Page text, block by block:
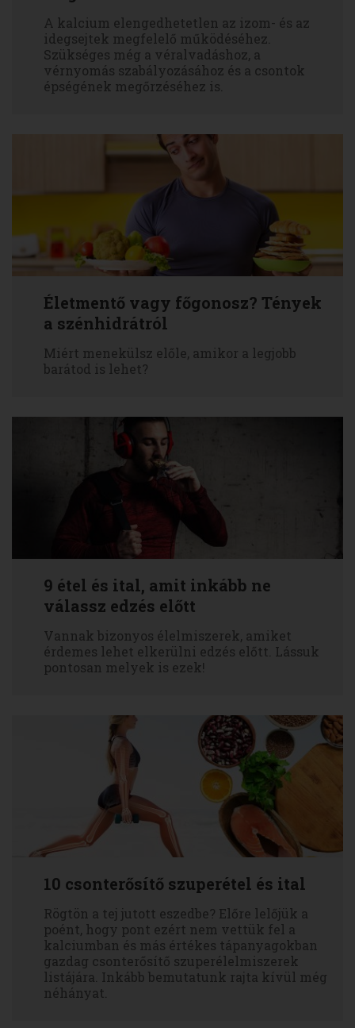
A kalcium elengedhetetlen az izom- és az
idegsejtek megfelelő működéséhez.
Szükséges még a véralvadáshoz, a
vérnyomás szabályozásához és a csontok
épségének megőrzéséhez is.
Életmentő vagy főgonosz? Tények
a szénhidrátról
Miért menekülsz előle, amikor a legjobb
barátod is lehet?
9 étel és ital, amit inkább ne
válassz edzés előtt
Vannak bizonyos élelmiszerek, amiket
érdemes lehet elkerülni edzés előtt. Lássuk
pontosan melyek is ezek!
10 csonterősítő szuperétel és ital
Rögtön a tej jutott eszedbe? Előre lelőjük a
poént, hogy pont ezért nem vettük fel a
kalciumban és más értékes tápanyagokban
gazdag csonterősítő szuperélelmiszerek
listájára. Inkább bemutatunk rajta kívül még
néhányat.